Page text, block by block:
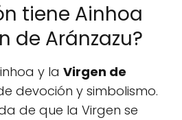
tiene Ainhoa
de Aránzazu?
y la Virgen de
devoción y simbolismo.
de que la Virgen se